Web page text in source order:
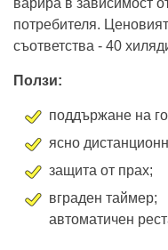
потребителя.
съответства - 40
Ползи:
поддържане на
ясно
защита от прах;
вграден таймер;
автоматичен